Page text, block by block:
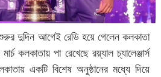
দুদিন আগেই রেডি হয়ে গেলেন কলকাতা
কলকাতায় পা রেখেছে রয়্যাল চ্যালেঞ্জার্স
একটি বিশেষ অনুষ্ঠানের মধ্যে দিয়ে